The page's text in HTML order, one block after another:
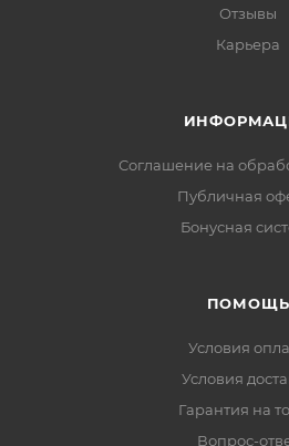
Отзывы
Карьера
Соглашение на
Публичная
Бонусная
ПОМОЩЬ
Условия
Условия
Гарантия на
Вопрос-